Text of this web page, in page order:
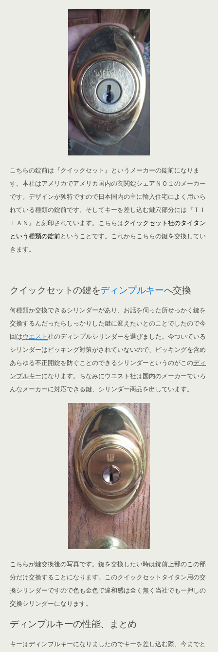
こちらの錠前は『クイックセット』というメーカーの錠前になりま
す。本社はアメリカでアメリカ国内の玄関錠シェアＮＯ１のメーカー
です。デザインが独特ですので日本国内の主に輸入住宅によく用いら
れている種類の錠前です。そしてキーを差し込む鍵穴部分には『ＴＩ
ＴＡＮ』と刻印されています。こちらはクイックセット社のタイタン
という種類の錠前ということです。これからこちらの鍵を交換してい
きます。
クイックセットの鍵をディンプルキーへ交換
何種類か交換できるシリンダーがあり、お話を伺った所せっかく鍵を
交換するんだったらしっかりした鍵に変えたいとのことでしたので今
回はウエスト社のディンプルシリンダーを選びました。今ついている
シリンダーはピッキング対策がされていないので、ピッキングを含め
あらゆる不正開錠を防ぐことのできるシリンダーというのがこのディ
ンプルキーになります。ちなみにウエスト社は国内のメーカーでいろ
んなメーカーに対応できる鍵、シリンダー商品を出しています。
こちらが鍵交換後の写真です。鍵を交換したい時は錠前上部のこの部
分だけ交換することになります。このクイックセットタイタン用の交
換シリンダーですので色も金色で違和感は全く無く当社でも一押しの
交換シリンダーになります。
ディンプルキーの性能、まとめ
キーはディンプルキーになりましたのでキーを差し込む際、今までと